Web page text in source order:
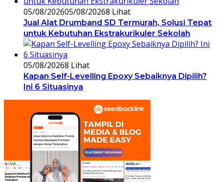
05/08/202605/08/20268 Lihat
Jual Alat Drumband SD Termurah, Solusi Tepat
untuk Kebutuhan Ekstrakurikuler Sekolah
05/08/20268 Lihat
Kapan Self-Levelling Epoxy Sebaiknya Dipilih?
Ini 6 Situasinya